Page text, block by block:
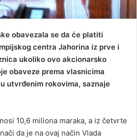
obavezala se da će platiti
centra Jahorina iz prve i
ukoliko ovo akcionarsko
obaveze prema vlasnicima
utvrđenim rokovima, saznaje
10,6 miliona maraka, a iz četvrte
da je na ovaj način Vlada